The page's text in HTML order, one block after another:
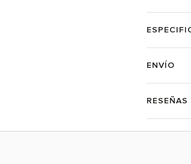
ENVÍO
RESEÑAS